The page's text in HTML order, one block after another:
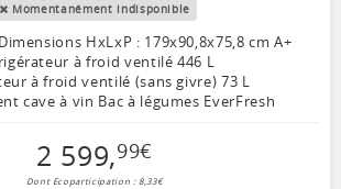
Momentanément indisponible
HxLxP : 179x90,8x75,8 cm A+
à froid ventilé 446 L
à froid ventilé (sans givre) 73 L
cave à vin Bac à légumes EverFresh
2 599,99€
Dont Ecoparticipation : 8,33€